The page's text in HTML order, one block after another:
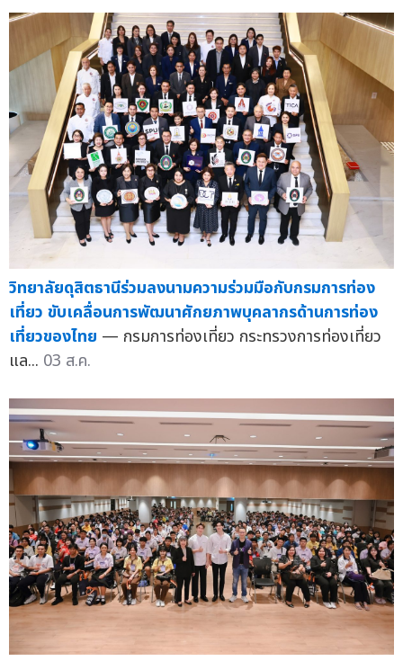
วิทยาลัยดุสิตธานีร่วมลงนามความร่วมมือกับกรมการท่อง
เที่ยว ขับเคลื่อนการพัฒนาศักยภาพบุคลากรด้านการท่อง
เที่ยวของไทย — กรมการท่องเที่ยว กระทรวงการท่องเที่ยว
แล... 03 ส.ค.